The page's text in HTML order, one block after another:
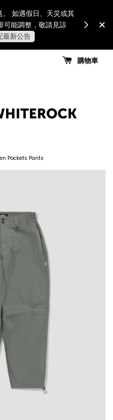
如遇假日、天災或其
可能調整，敬請見諒
最新公告
for all
國
購物車
Pockets Pants